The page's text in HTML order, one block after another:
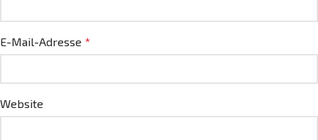
E-Mail-Adresse *
Website